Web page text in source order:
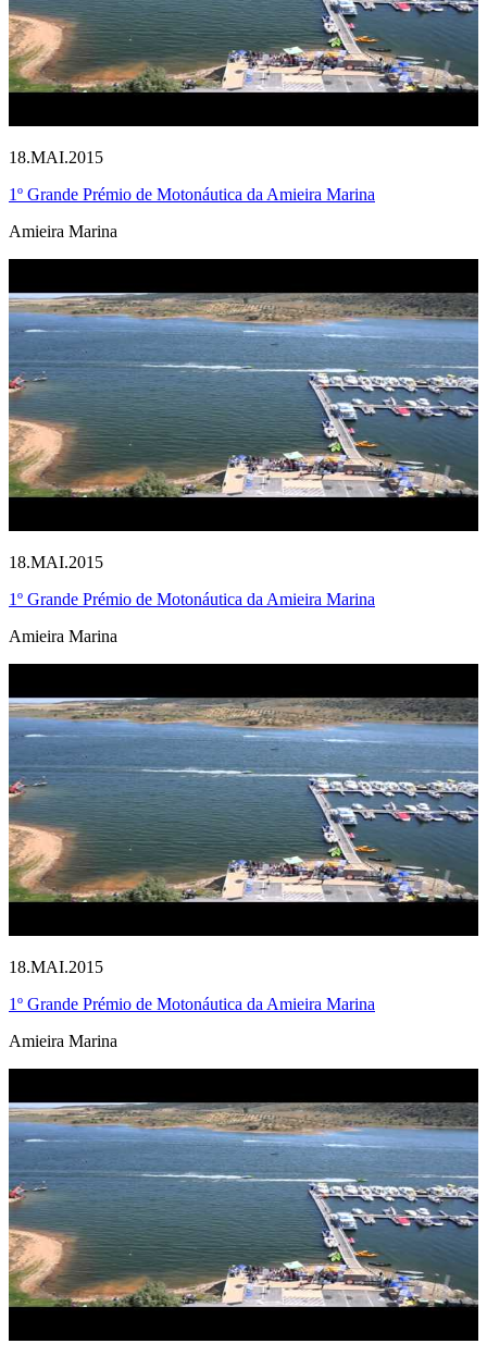
18.MAI.2015
1º Grande Prémio de Motonáutica da Amieira Marina
Amieira Marina
18.MAI.2015
1º Grande Prémio de Motonáutica da Amieira Marina
Amieira Marina
18.MAI.2015
1º Grande Prémio de Motonáutica da Amieira Marina
Amieira Marina